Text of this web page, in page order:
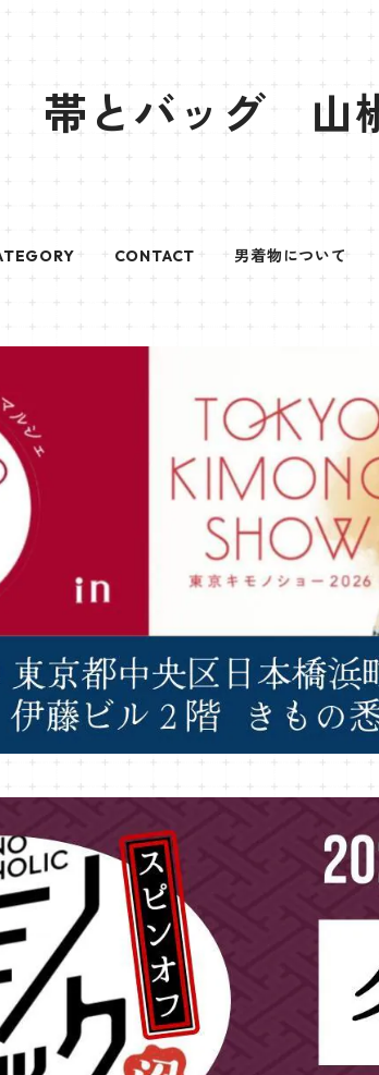
帯とバッグ 山
CONTACT 男着物について